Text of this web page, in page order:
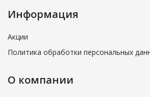
Информация
Акции
Политика обработки персональных
О компании